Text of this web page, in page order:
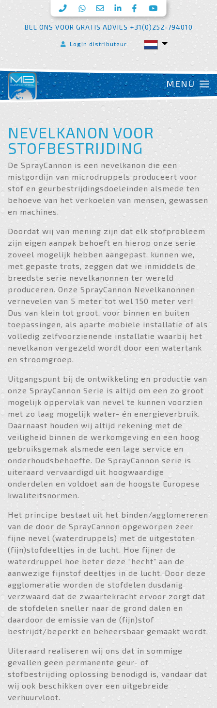
BEL ONS VOOR GRATIS ADVIES +31(0)252-794010
Login distributeur
NEVELKANON VOOR
STOFBESTRIJDING
De SprayCannon is een nevelkanon die een
mistgordijn van microdruppels produceert voor
stof en geurbestrijdingsdoeleinden alsmede ten
behoeve van het verkoelen van mensen, gewassen
en machines.
Doordat wij van mening zijn dat elk stofprobleem
zijn eigen aanpak behoeft en hierop onze serie
zoveel mogelijk hebben aangepast, kunnen we,
met gepaste trots, zeggen dat we inmiddels de
breedste serie nevelkanonnen ter wereld
produceren. Onze SprayCannon Nevelkanonnen
vernevelen van 5 meter tot wel 150 meter ver!
Dus van klein tot groot, voor binnen en buiten
toepassingen, als aparte mobiele installatie of als
volledig zelfvoorzienende installatie waarbij het
nevelkanon vergezeld wordt door een watertank
en stroomgroep.
Uitgangspunt bij de ontwikkeling en productie van
onze SprayCannon Serie is altijd om een zo groot
mogelijk oppervlak van nevel te kunnen voorzien
met zo laag mogelijk water- én energieverbruik.
Daarnaast houden wij altijd rekening met de
veiligheid binnen de werkomgeving en een hoog
gebruiksgemak alsmede een lage service en
onderhoudsbehoefte. De SprayCannon serie is
uiteraard vervaardigd uit hoogwaardige
onderdelen en voldoet aan de hoogste Europese
kwaliteitsnormen.
Het principe bestaat uit het binden/agglomereren
van de door de SprayCannon opgeworpen zeer
fijne nevel (waterdruppels) met de uitgestoten
(fijn)stofdeeltjes in de lucht. Hoe fijner de
waterdruppel hoe beter deze “hecht” aan de
aanwezige fijnstof deeltjes in de lucht. Door deze
agglomeratie worden de stofdelen dusdanig
verzwaard dat de zwaartekracht ervoor zorgt dat
de stofdelen sneller naar de grond dalen en
daardoor de emissie van de (fijn)stof
bestrijdt/beperkt en beheersbaar gemaakt wordt.
Uiteraard realiseren wij ons dat in sommige
gevallen geen permanente geur- of
stofbestrijding oplossing benodigd is, vandaar dat
wij ook beschikken over een uitgebreide
verhuurvloot.